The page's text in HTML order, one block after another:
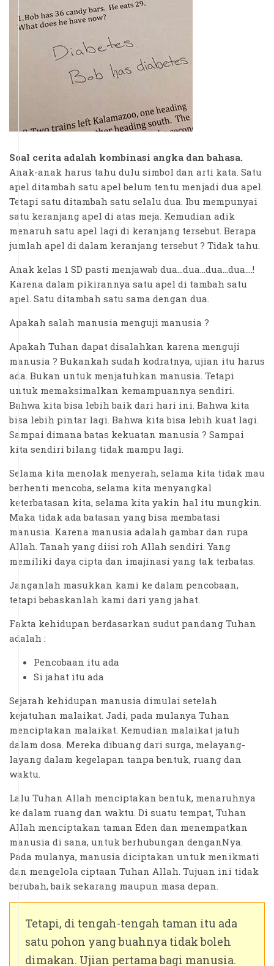
Soal cerita adalah kombinasi angka dan bahasa.
Anak-anak harus tahu dulu simbol dan arti kata. Satu
apel ditambah satu apel belum tentu menjadi dua apel.
Tetapi satu ditambah satu selalu dua. Ibu mempunyai
satu keranjang apel di atas meja. Kemudian adik
menaruh satu apel lagi di keranjang tersebut. Berapa
jumlah apel di dalam keranjang tersebut ? Tidak tahu.
Anak kelas 1 SD pasti menjawab dua...dua...dua...dua….!
Karena dalam pikirannya satu apel di tambah satu
apel. Satu ditambah satu sama dengan dua.
Apakah salah manusia menguji manusia ?
Apakah Tuhan dapat disalahkan karena menguji
manusia ? Bukankah sudah kodratnya, ujian itu harus
ada. Bukan untuk menjatuhkan manusia. Tetapi
untuk memaksimalkan kemampuannya sendiri.
Bahwa kita bisa lebih baik dari hari ini. Bahwa kita
bisa lebih pintar lagi. Bahwa kita bisa lebih kuat lagi.
Sampai dimana batas kekuatan manusia ? Sampai
kita sendiri bilang tidak mampu lagi.
Selama kita menolak menyerah, selama kita tidak mau
berhenti mencoba, selama kita menyangkal
keterbatasan kita, selama kita yakin hal itu mungkin.
Maka tidak ada batasan yang bisa membatasi
manusia. Karena manusia adalah gambar dan rupa
Allah. Tanah yang diisi roh Allah sendiri. Yang
memiliki daya cipta dan imajinasi yang tak terbatas.
Janganlah masukkan kami ke dalam pencobaan,
tetapi bebaskanlah kami dari yang jahat.
Fakta kehidupan berdasarkan sudut pandang Tuhan
adalah :
Pencobaan itu ada
Si jahat itu ada
Sejarah kehidupan manusia dimulai setelah
kejatuhan malaikat. Jadi, pada mulanya Tuhan
menciptakan malaikat. Kemudian malaikat jatuh
dalam dosa. Mereka dibuang dari surga, melayang-
layang dalam kegelapan tanpa bentuk, ruang dan
waktu.
Lalu Tuhan Allah menciptakan bentuk, menaruhnya
ke dalam ruang dan waktu. Di suatu tempat, Tuhan
Allah menciptakan taman Eden dan menempatkan
manusia di sana, untuk berhubungan denganNya.
Pada mulanya, manusia diciptakan untuk menikmati
dan mengelola ciptaan Tuhan Allah. Tujuan ini tidak
berubah, baik sekarang maupun masa depan.
Tetapi, di tengah-tengah taman itu ada
satu pohon yang buahnya tidak boleh
dimakan. Ujian pertama bagi manusia.